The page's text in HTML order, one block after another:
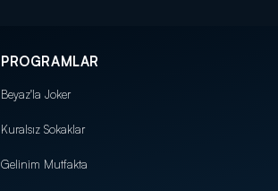
PROGRAMLAR
Beyaz'la Joker
Kuralsız Sokaklar
Gelinim Mutfakta